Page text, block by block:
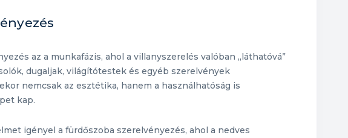
az a munkafázis, ahol a villanyszerelés valóban „láthatóvá”
dugaljak, világítótestek és egyéb szerelvények
nemcsak az esztétika, hanem a használhatóság is
kap.
igényel a fürdőszoba szerelvényezés, ahol a nedves